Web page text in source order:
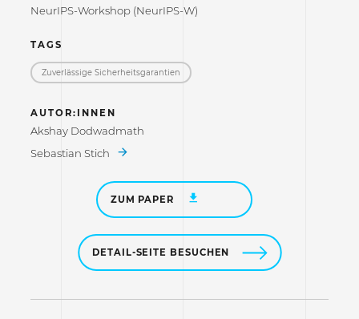
NeurIPS-Workshop (NeurIPS-W)
TAGS
Zuverlässige Sicherheitsgarantien
AUTOR:INNEN
Akshay Dodwadmath
Sebastian Stich
ZUM PAPER
DETAIL-SEITE BESUCHEN